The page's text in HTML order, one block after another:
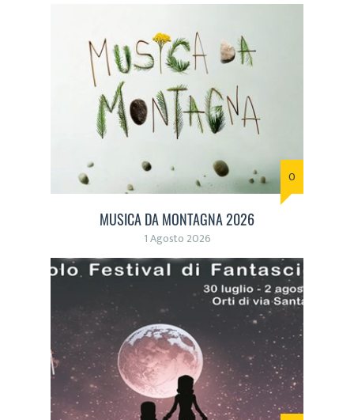
0
MUSICA DA MONTAGNA 2026
1 Agosto 2026